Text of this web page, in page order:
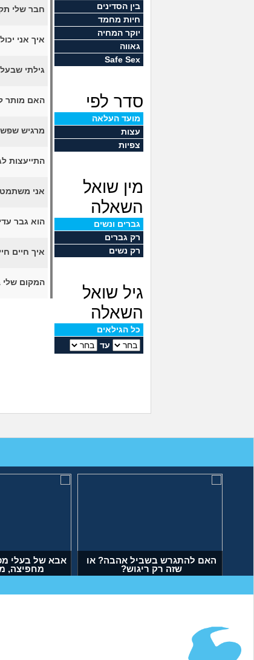
בין הסדינים
חיות מחמד
יוקר המחיה
גאווה
Safe Sex
סדר לפי
מועד העלאה
עצות
צפיות
מין שואל
השאלה
גברים ונשים
רק גברים
רק נשים
גיל שואל
השאלה
כל הגילאים
עד
חבר שלי
איך אני
גילתי
האם מותר
מרגיש
התייעצות
אני
הוא גבר
איך חיים
המקום שלי
אבא של בעלי
מחפיצה,
האם להתגרש בשביל אהבה? או
שזה רק ריגוש?